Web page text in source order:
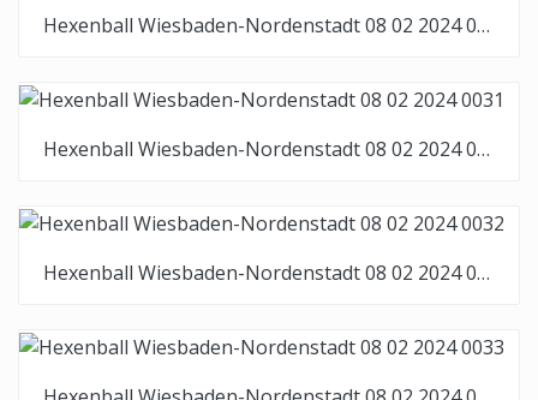
Hexenball Wiesbaden-Nordenstadt 08 02 2024 0030
Hexenball Wiesbaden-Nordenstadt 08 02 2024 0031
Hexenball Wiesbaden-Nordenstadt 08 02 2024 0032